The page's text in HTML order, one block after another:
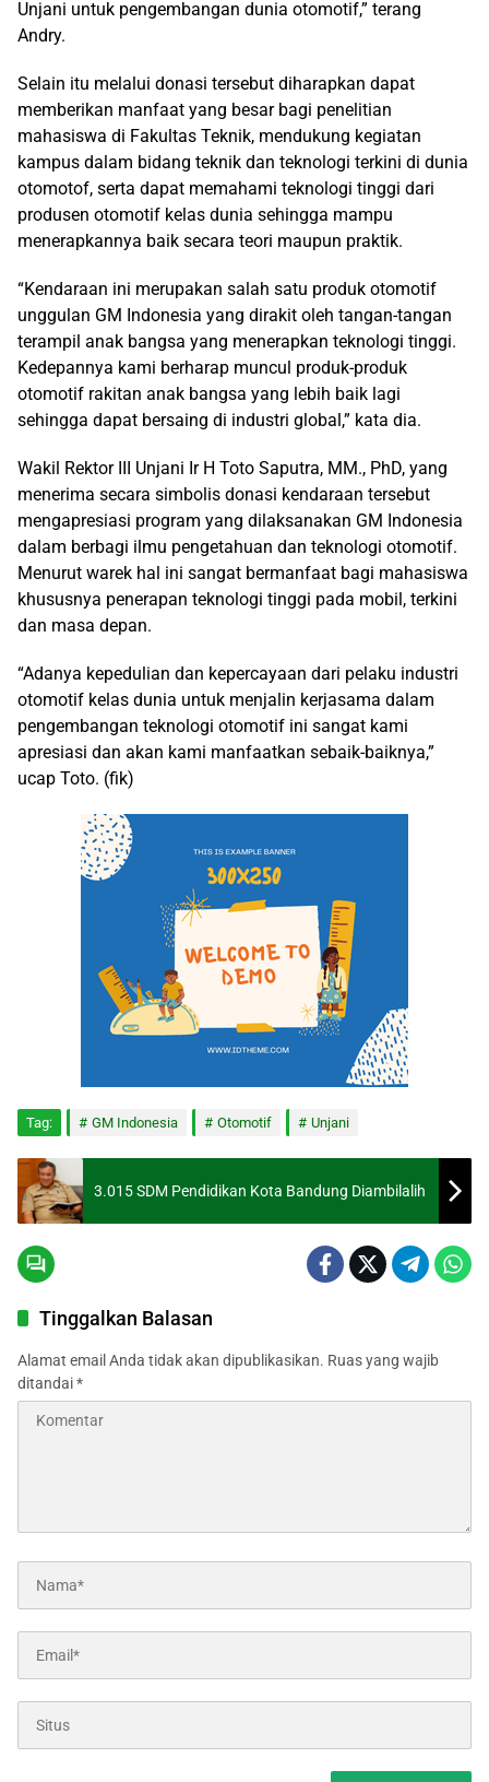
Unjani untuk pengembangan dunia otomotif,” terang
Andry.
Selain itu melalui donasi tersebut diharapkan dapat
memberikan manfaat yang besar bagi penelitian
mahasiswa di Fakultas Teknik, mendukung kegiatan
kampus dalam bidang teknik dan teknologi terkini di dunia
otomotof, serta dapat memahami teknologi tinggi dari
produsen otomotif kelas dunia sehingga mampu
menerapkannya baik secara teori maupun praktik.
“Kendaraan ini merupakan salah satu produk otomotif
unggulan GM Indonesia yang dirakit oleh tangan-tangan
terampil anak bangsa yang menerapkan teknologi tinggi.
Kedepannya kami berharap muncul produk-produk
otomotif rakitan anak bangsa yang lebih baik lagi
sehingga dapat bersaing di industri global,” kata dia.
Wakil Rektor III Unjani Ir H Toto Saputra, MM., PhD, yang
menerima secara simbolis donasi kendaraan tersebut
mengapresiasi program yang dilaksanakan GM Indonesia
dalam berbagi ilmu pengetahuan dan teknologi otomotif.
Menurut warek hal ini sangat bermanfaat bagi mahasiswa
khususnya penerapan teknologi tinggi pada mobil, terkini
dan masa depan.
“Adanya kepedulian dan kepercayaan dari pelaku industri
otomotif kelas dunia untuk menjalin kerjasama dalam
pengembangan teknologi otomotif ini sangat kami
apresiasi dan akan kami manfaatkan sebaik-baiknya,”
ucap Toto. (fik)
Tag: GM Indonesia Otomotif Unjani
3.015 SDM Pendidikan Kota Bandung Diambilalih
Tinggalkan Balasan
Alamat email Anda tidak akan dipublikasikan. Ruas yang wajib
ditandai*